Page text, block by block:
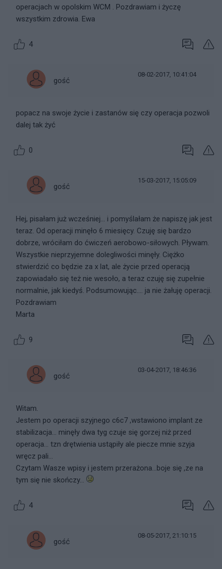
operacjach w opolskim WCM . Pozdrawiam i życzę
wszystkim zdrowia. Ewa
4
gość
08-02-2017, 10:41:04
popacz na swoje życie i zastanów się czy operacja pozwoli
dalej tak żyć
0
gość
15-03-2017, 15:05:09
Hej, pisałam już wcześniej... i pomyślałam że napiszę jak jest
teraz. Od operacji minęło 6 miesięcy. Czuję się bardzo
dobrze, wróciłam do ćwiczeń aerobowo-siłowych. Pływam.
Wszystkie nieprzyjemne dolegliwości minęły. Ciężko
stwierdzić co będzie za x lat, ale życie przed operacją
zapowiadało się też nie wesoło, a teraz czuję się zupełnie
normalnie, jak kiedyś. Podsumowując.... ja nie żałuję operacji.
Pozdrawiam
Marta
9
gość
03-04-2017, 18:46:36
Witam.
Jestem po operacji szyjnego c6c7 ,wstawiono implant ze
stabilizacja... minęły dwa tyg czuje się gorzej niż przed
operacja... tzn drętwienia ustąpiły ale piecze mnie szyja
wręcz pali...
Czytam Wasze wpisy i jestem przerażona...boje się ,ze na
tym się nie skończy...
4
gość
08-05-2017, 21:10:15